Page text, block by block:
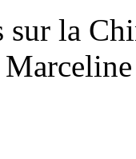
sur la